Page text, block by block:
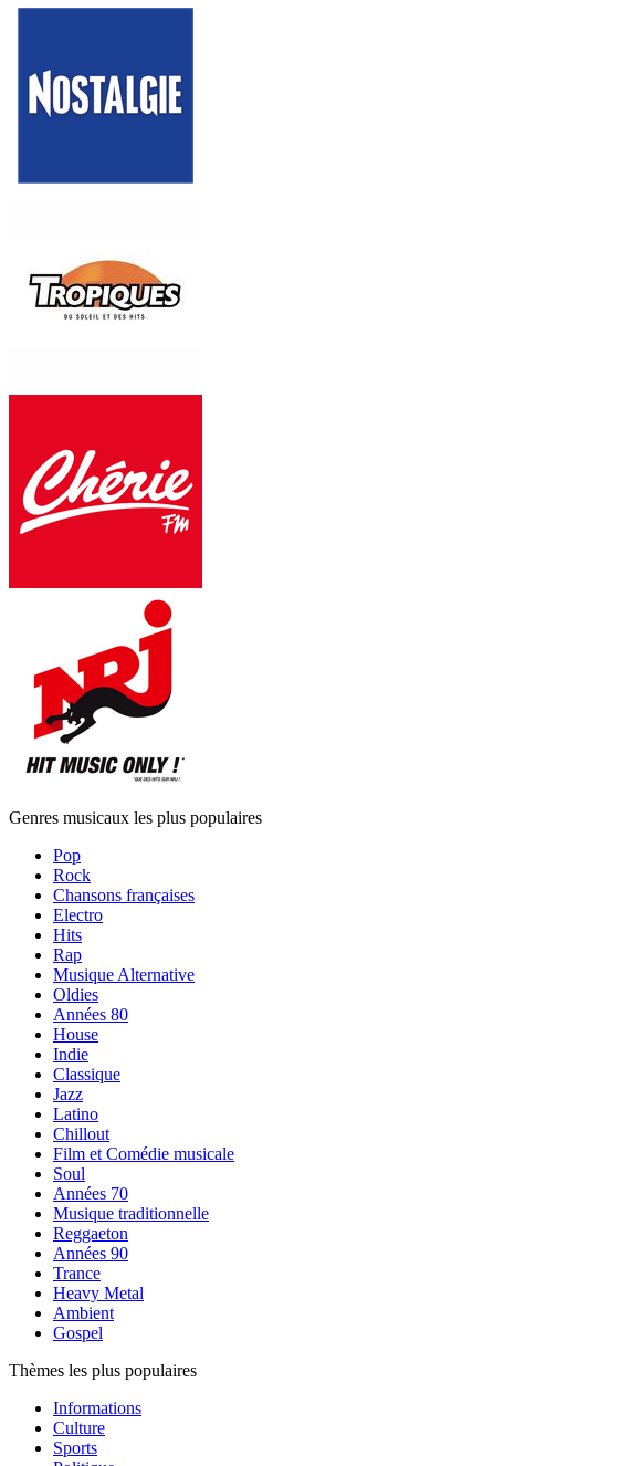
Genres musicaux les plus populaires
Pop
Rock
Chansons françaises
Electro
Hits
Rap
Musique Alternative
Oldies
Années 80
House
Indie
Classique
Jazz
Latino
Chillout
Film et Comédie musicale
Soul
Années 70
Musique traditionnelle
Reggaeton
Années 90
Trance
Heavy Metal
Ambient
Gospel
Thèmes les plus populaires
Informations
Culture
Sports